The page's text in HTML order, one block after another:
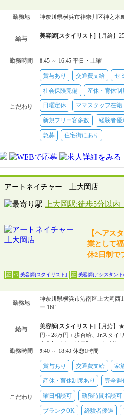
勤務地 神奈川県横浜市神奈川区神之木
給与 美容師[スタイリスト] 【月給】
勤務時間 8:45 ～ 16:45 平日・土曜
こだわり
賞与あり 交通費支給 セ
社会保険完備 産休・育休制
日曜定休 ママスタッフ在籍
新規フリー客多数 経験者優
急募 住宅街にあり
アートネイチャー 上大岡店
上大岡駅:徒歩5分以内
【ヘアス
業として
休2日制で
正 パ 美容師[スタイリスト] 正 美容師[アシスタント
勤務地
神奈川県横浜市港南区上大岡
ー 16F
給与 美容師[スタイリスト]
【月給】
円～28万円＋歩合給、Jrスタイ
歩合給／★エリア2：スタイリス
リスト21万900
美容師[アシスタント(中途)] 【月
万4000円＋歩合給／★エリア2：
給
美容師[スタイリスト]【時給】★
リア2：1300円～1400円／自毛
～1350円
勤務時間 9:40 ～ 18:40 休憩1時間
こだわり
賞与あり 交通費支給 家
産休・育休制度あり 完全週
曜日相談可 勤務時間相談可
ブランクOK 経験者優遇